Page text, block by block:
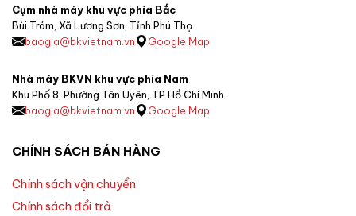
Cụm nhà máy khu vực phía Bắc
Bùi Trám, Xã Lương Sơn, Tỉnh Phú Thọ
baogia@bkvietnam.vn
Google Map
Nhà máy BKVN khu vực phía Nam
Khu Phố 8, Phường Tân Uyên, TP.Hồ Chí Minh
baogia@bkvietnam.vn
Google Map
CHÍNH SÁCH BÁN HÀNG
Chính sách vận chuyển
Chính sách đổi trả